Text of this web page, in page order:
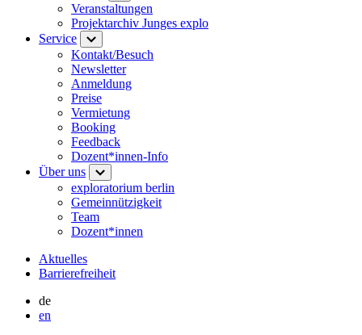
Veranstaltungen
Projektarchiv Junges explo
Service
Kontakt/Besuch
Newsletter
Anmeldung
Preise
Vermietung
Booking
Feedback
Dozent*innen-Info
Über uns
exploratorium berlin
Gemeinnützigkeit
Team
Dozent*innen
Aktuelles
Barrierefreiheit
de
en